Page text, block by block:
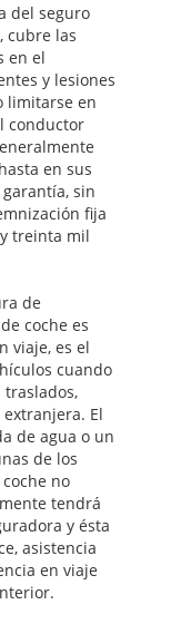
del seguro
cubre las
en el
y lesiones
limitarse en
conductor
en sus
sin
fija
treinta mil
de
coche es
viaje, es el
cuando
El
de agua o un
de los
no
tendrá
y ésta
asistencia
en viaje